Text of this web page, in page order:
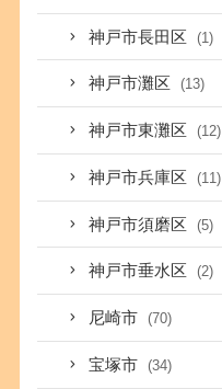
神戸市長田区 (1)
神戸市灘区 (13)
神戸市東灘区 (12)
神戸市兵庫区 (11)
神戸市須磨区 (5)
神戸市垂水区 (2)
尼崎市 (70)
宝塚市 (34)